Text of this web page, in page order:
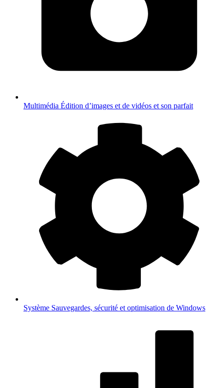
Multimédia Édition d’images et de vidéos et son parfait
Système Sauvegardes, sécurité et optimisation de Windows